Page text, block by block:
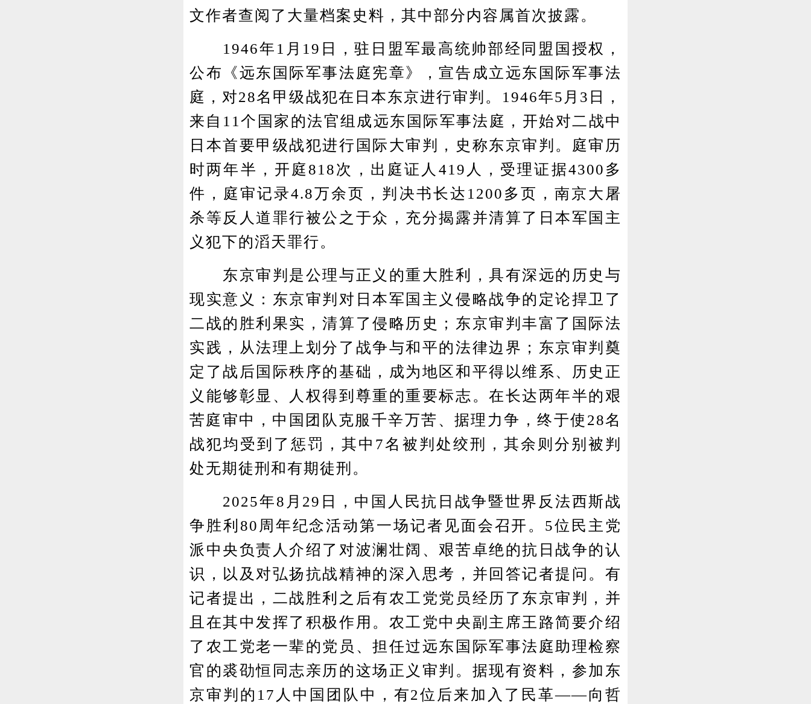
文作者查阅了大量档案史料，其中部分内容属首次披露。
1946年1月19日，驻日盟军最高统帅部经同盟国授权，
公布《远东国际军事法庭宪章》，宣告成立远东国际军事法
庭，对28名甲级战犯在日本东京进行审判。1946年5月3日，
来自11个国家的法官组成远东国际军事法庭，开始对二战中
日本首要甲级战犯进行国际大审判，史称东京审判。庭审历
时两年半，开庭818次，出庭证人419人，受理证据4300多
件，庭审记录4.8万余页，判决书长达1200多页，南京大屠
杀等反人道罪行被公之于众，充分揭露并清算了日本军国主
义犯下的滔天罪行。
东京审判是公理与正义的重大胜利，具有深远的历史与
现实意义：东京审判对日本军国主义侵略战争的定论捍卫了
二战的胜利果实，清算了侵略历史；东京审判丰富了国际法
实践，从法理上划分了战争与和平的法律边界；东京审判奠
定了战后国际秩序的基础，成为地区和平得以维系、历史正
义能够彰显、人权得到尊重的重要标志。在长达两年半的艰
苦庭审中，中国团队克服千辛万苦、据理力争，终于使28名
战犯均受到了惩罚，其中7名被判处绞刑，其余则分别被判
处无期徒刑和有期徒刑。
2025年8月29日，中国人民抗日战争暨世界反法西斯战
争胜利80周年纪念活动第一场记者见面会召开。5位民主党
派中央负责人介绍了对波澜壮阔、艰苦卓绝的抗日战争的认
识，以及对弘扬抗战精神的深入思考，并回答记者提问。有
记者提出，二战胜利之后有农工党党员经历了东京审判，并
且在其中发挥了积极作用。农工党中央副主席王路简要介绍
了农工党老一辈的党员、担任过远东国际军事法庭助理检察
官的裘劭恒同志亲历的这场正义审判。据现有资料，参加东
京审判的17人中国团队中，有2位后来加入了民革——向哲